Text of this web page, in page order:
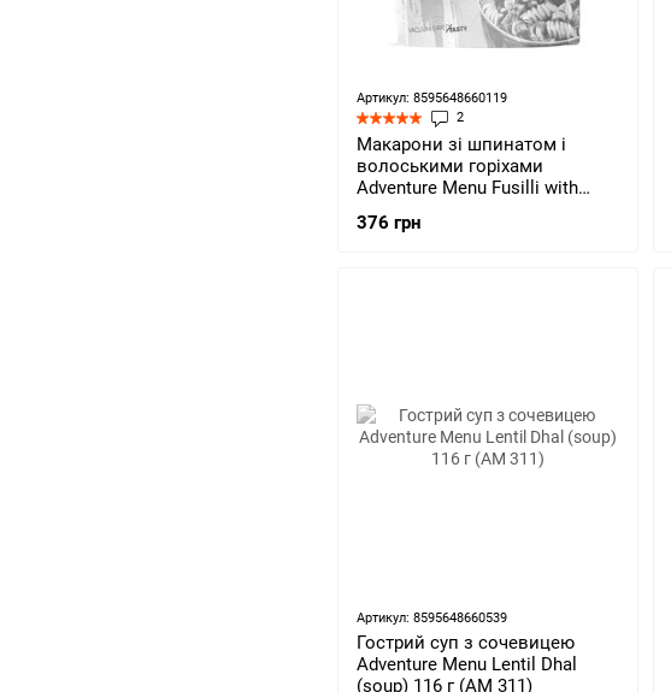
Артикул: 8595648660119
2
Макарони зі шпинатом і
волоськими горіхами
Adventure Menu Fusilli with
208)
376 грн
Артикул: 8595648660539
Гострий суп з сочевицею
Adventure Menu Lentil Dhal
(soup) 116 г (AM 311)